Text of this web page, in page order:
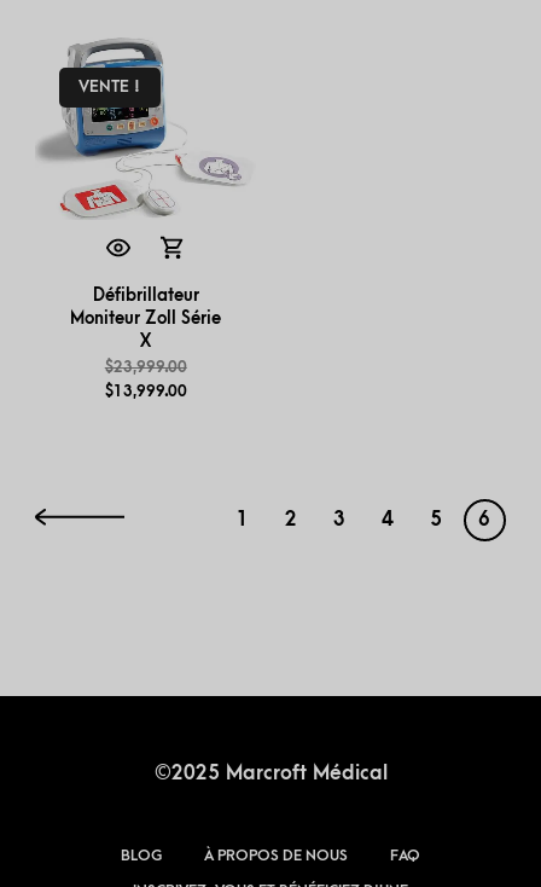
VENTE !
Défibrillateur
Moniteur Zoll Série
X
$23,999.00
$13,999.00
← 1 2 3 4 5 6
©2025 Marcroft Médical
BLOG À PROPOS DE NOUS FAQ